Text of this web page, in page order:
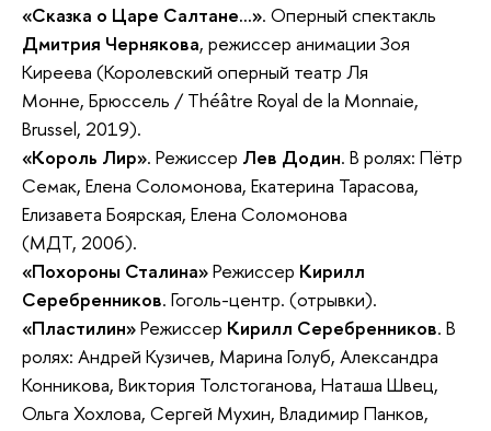
«Сказка о Царе Салтане…». Оперный спектакль
Дмитрия Чернякова, режиссер анимации Зоя
Киреева (Королевский оперный театр Ля
Монне, Брюссель / Théâtre Royal de la Monnaie,
Brussel, 2019).
«Король Лир». Режиссер Лев Додин. В ролях: Пётр
Семак, Елена Соломонова, Екатерина Тарасова,
Елизавета Боярская, Елена Соломонова
(МДТ, 2006).
«Похороны Сталина»Режиссер Кирилл
Серебренников. Гоголь-центр. (отрывки).
«Пластилин»Режиссер Кирилл Серебренников. В
ролях: Андрей Кузичев, Марина Голуб, Александра
Конникова, Виктория Толстоганова, Наташа Швец,
Ольга Хохлова, Сергей Мухин, Владимир Панков,